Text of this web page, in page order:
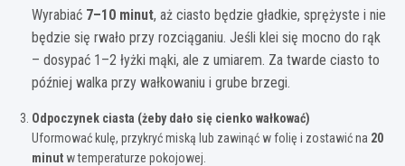
Wyrabiać 7–10 minut, aż ciasto będzie gładkie, sprężyste i nie
będzie się rwało przy rozciąganiu. Jeśli klei się mocno do rąk
– dosypać 1–2 łyżki mąki, ale z umiarem. Za twarde ciasto to
później walka przy wałkowaniu i grube brzegi.
Odpoczynek ciasta (żeby dało się cienko wałkować)
Uformować kulę, przykryć miską lub zawinąć w folię i zostawić na 20
minut w temperaturze pokojowej.